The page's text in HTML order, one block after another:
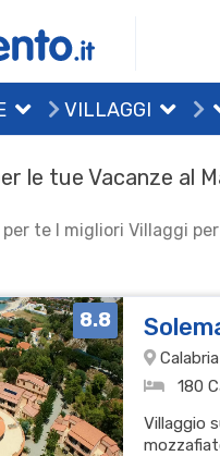
VILLAGGI
le tue Vacanze al
te I migliori Villaggi
8.8
180
Villaggio